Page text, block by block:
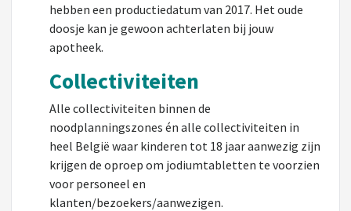
hebben een productiedatum van 2017. Het oude
doosje kan je gewoon achterlaten bij jouw
apotheek.
Collectiviteiten
Alle collectiviteiten binnen de
noodplanningszones én alle collectiviteiten in
heel België waar kinderen tot 18 jaar aanwezig zijn
krijgen de oproep om jodiumtabletten te voorzien
voor personeel en
klanten/bezoekers/aanwezigen.